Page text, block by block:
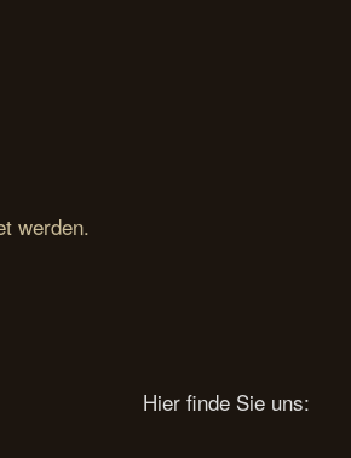
werden.
Hier finde Sie uns: